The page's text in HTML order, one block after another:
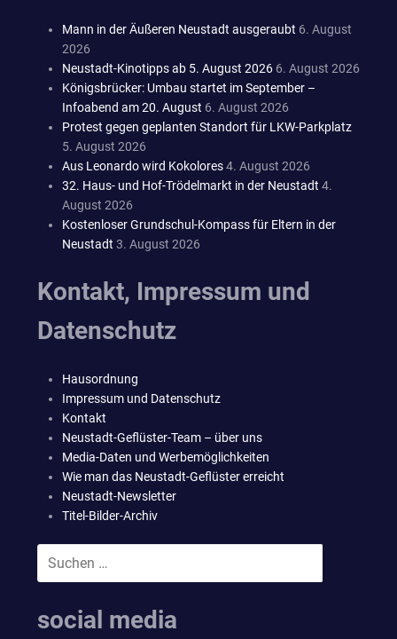
Mann in der Äußeren Neustadt ausgeraubt 6. August
2026
Neustadt-Kinotipps ab 5. August 2026 6. August 2026
Königsbrücker: Umbau startet im September –
Infoabend am 20. August 6. August 2026
Protest gegen geplanten Standort für LKW-Parkplatz
5. August 2026
Aus Leonardo wird Kokolores4. August 2026
32. Haus- und Hof-Trödelmarkt in der Neustadt 4.
August 2026
Kostenloser Grundschul-Kompass für Eltern in der
Neustadt 3. August 2026
Kontakt, Impressum und
Datenschutz
Hausordnung
Impressum und Datenschutz
Kontakt
Neustadt-Geflüster-Team – über uns
Media-Daten und Werbemöglichkeiten
Wie man das Neustadt-Geflüster erreicht
Neustadt-Newsletter
Titel-Bilder-Archiv
social media